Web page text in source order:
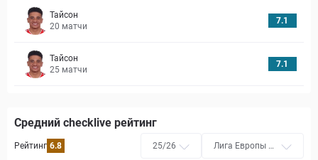
Тайсон
20 матчи
7.1
Тайсон
25 матчи
7.1
Средний checklive рейтинг
Рейтинг 6.8 25/26
Лига Европы У